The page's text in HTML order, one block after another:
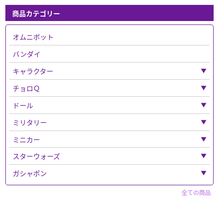
商品カテゴリー
オムニボット
バンダイ
キャラクター
トトロ
ルパン三世
パペットマスター
仮面ライダー
チョロＱ
ベンツ
フェラーリ
ドール
ミリタリー
エリート・フォース
ミニカー
トミーテック
スターウォーズ
フィギュア
ガシャポン
全ての商品